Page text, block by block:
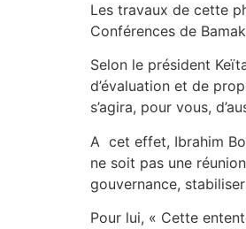
Les travaux de cette
Conférences de
Selon le président
d’évaluation et de
s’agira, pour vous,
A cet effet, Ibrahim
ne soit pas une
gouvernance,
Pour lui, « Cette